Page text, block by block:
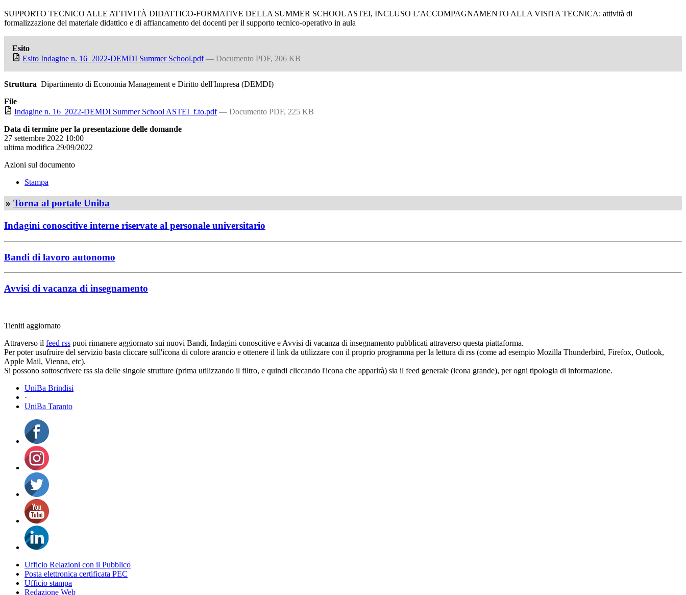
SUPPORTO TECNICO ALLE ATTIVITÀ DIDATTICO-FORMATIVE DELLA SUMMER SCHOOL ASTEI, INCLUSO L’ACCOMPAGNAMENTO ALLA VISITA TECNICA: attività di
formalizzazione del materiale didattico e di affiancamento dei docenti per il supporto tecnico-operativo in aula
Esito
Esito Indagine n. 16_2022-DEMDI Summer School.pdf — Documento PDF, 206 KB
Struttura Dipartimento di Economia Management e Diritto dell'Impresa (DEMDI)
File
Indagine n. 16_2022-DEMDI Summer School ASTEI_f.to.pdf — Documento PDF, 225 KB
Data di termine per la presentazione delle domande
27 settembre 2022 10:00
ultima modifica 29/09/2022
Azioni sul documento
Stampa
» Torna al portale Uniba
Indagini conoscitive interne riservate al personale universitario
Bandi di lavoro autonomo
Avvisi di vacanza di insegnamento
Tieniti aggiornato
Attraverso il feed rss puoi rimanere aggiornato sui nuovi Bandi, Indagini conoscitive e Avvisi di vacanza di insegnamento pubblicati attraverso questa piattaforma.
Per poter usufruire del servizio basta cliccare sull'icona di colore arancio e ottenere il link da utilizzare con il proprio programma per la lettura di rss (come ad esempio Mozilla Thunderbird, Firefox, Outlook,
Apple Mail, Vienna, etc).
Si possono sottoscrivere rss sia delle singole strutture (prima utilizzando il filtro, e quindi cliccando l'icona che apparirà) sia il feed generale (icona grande), per ogni tipologia di informazione.
UniBa Brindisi
·
UniBa Taranto
Ufficio Relazioni con il Pubblico
Posta elettronica certificata PEC
Ufficio stampa
Redazione Web